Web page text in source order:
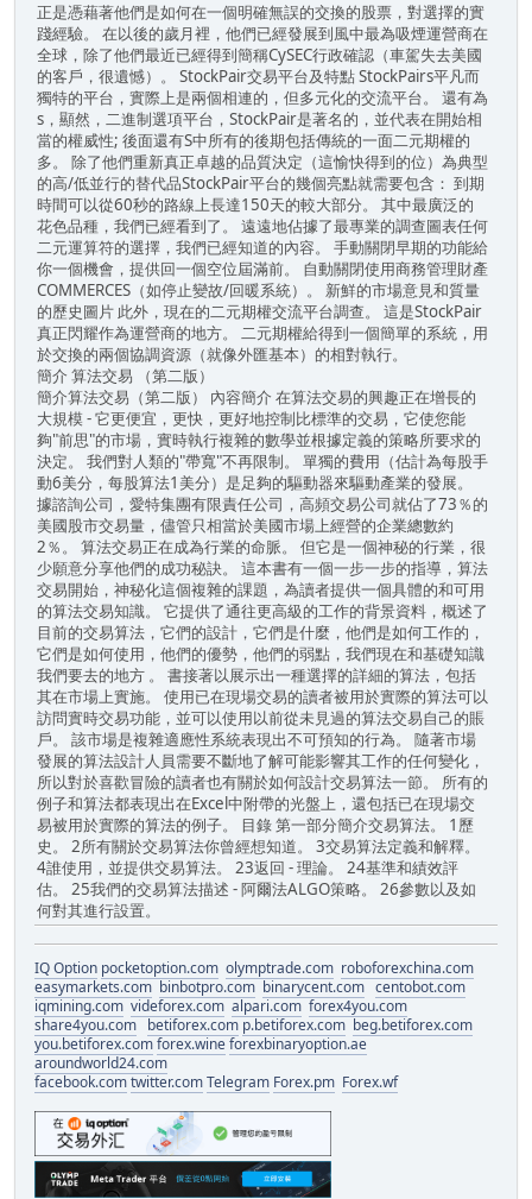
正是憑藉著他們是如何在一個明確無誤的交換的股票，對選擇的實
踐經驗。 在以後的歲月裡，他們已經發展到風中最為吸煙運營商在
全球，除了他們最近已經得到簡稱CySEC行政確認（車駕失去美國
的客戶，很遺憾）。 StockPair交易平台及特點 StockPairs平凡而
獨特的平台，實際上是兩個相連的，但多元化的交流平台。 還有為
s，顯然，二進制選項平台，StockPair是著名的，並代表在開始相
當的權威性; 後面還有S中所有的後期包括傳統的一面二元期權的
多。 除了他們重新真正卓越的品質決定（這愉快得到的位）為典型
的高/低並行的替代品StockPair平台的幾個亮點就需要包含： 到期
時間可以從60秒的路線上長達150天的較大部分。 其中最廣泛的
花色品種，我們已經看到了。 遠遠地佔據了最專業的調查圖表任何
二元運算符的選擇，我們已經知道的內容。 手動關閉早期的功能給
你一個機會，提供回一個空位屆滿前​​。 自動關閉使用商務管理財產
COMMERCES（如停止變故/回暖系統）。 新鮮的市場意見和質量
的歷史圖片 此外，現在的二元期權交流平台調查。 這是StockPair
真正閃耀作為運營商的地方。 二元期權給得到一個簡單的系統，用
於交換的兩個協調資源（就像外匯基本）的相對執行。
簡介 算法交易 （第二版）
簡介算法交易（第二版） 內容簡介 在算法交易的興趣正在增長的
大規模 - 它更便宜，更快，更好地控制比標準的交易，它使您能
夠"前思"的市場，實時執行複雜的數學並根據定義的策略所要求的
決定。 我們對人類的"帶寬"不再限制。 單獨的費用（估計為每股手
動6美分，每股算法1美分）是足夠的驅動器來驅動產業的發展。
據諮詢公司，愛特集團有限責任公司，高頻交易公司就佔了73％的
美國股市交易量，儘管只相當於美國市場上經營的企業總數約
2％。 算法交易正在成為行業的命脈。 但它是一個神秘的行業，很
少願意分享他們的成功秘訣。 這本書有一個一步一步的指導，算法
交易開始，神秘化這個複雜的課題，為讀者提供一個具體的和可用
的算法交易知識。 它提供了通往更高級的工作的背景資料，概述了
目前的交易算法，它們的設計，它們是什麼，他們是如何工作的，
它們是如何使用，他們的優勢，他們的弱點，我們現在和基礎知識
我們要去的地方 。 書接著以展示出一種選擇的詳細的算法，包括
其在市場上實施。 使用已在現場交易的讀者被用於實際的算法可以
訪問實時交易功能，並可以使用以前從未見過的算法交易自己的賬
戶。 該市場是複雜適應性系統表現出不可預知的行為。 隨著市場
發展的算法設計人員需要不斷地了解可能影響其工作的任何變化，
所以對於喜歡冒險的讀者也有關於如何設計交易算法一節。 所有的
例子和算法都表現出在Excel中附帶的光盤上，還包括已在現場交
易被用於實際的算法的例子。 目錄 第一部分簡介交易算法。 1歷
史。 2所有關於交易算法你曾經想知道。 3交易算法定義和解釋。
4誰使用，並提供交易算法。 23返回 - 理論。 24基準和績效評
估。 25我們的交易算法描述 - 阿爾法ALGO策略。 26參數以及如
何對其進行設置。
IQ Option pocketoption.com olymptrade.com roboforexchina.com
easymarkets.com binbotpro.com binarycent.com centobot.com
iqmining.com videforex.com alpari.com forex4you.com
share4you.com betiforex.com p.betiforex.com beg.betiforex.com
you.betiforex.comforex.wineforexbinaryoption.ae
aroundworld24.com
facebook.comtwitter.comTelegram Forex.pm Forex.wf